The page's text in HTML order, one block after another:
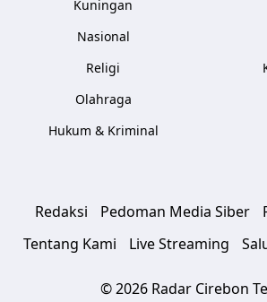
Kuningan
Nasional
Religi
Olahraga
Hukum & Kriminal
Redaksi Pedoman Media Siber
Tentang Kami
Live Streaming
© 2026 Radar Cirebon